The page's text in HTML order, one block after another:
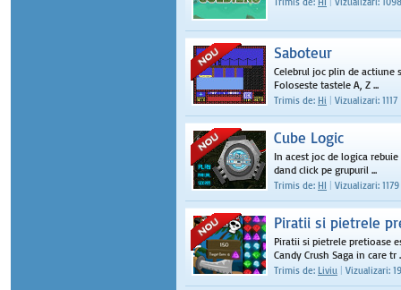
Saboteur
Celebrul joc plin de actiune
Foloseste tastele A, Z ...
Trimis de: Hi Vizualizari: 1117
Cube Logic
In acest joc de logica
dand click pe grupuril ...
Trimis de: HI Vizualizari: 1179
Piratii si pietrele
Piratii si pietrele pretioase
Candy Crush Saga in care tr
Trimis de: Liviu Vizualizari: